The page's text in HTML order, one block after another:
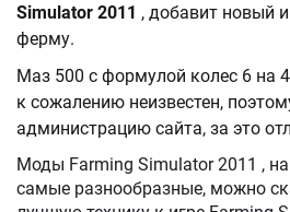
Simulator 2011 , добавит новый
ферму.
Маз 500 с формулой колес 6 на
к сожалению неизвестен,
администрацию сайта, за это
Моды Farming Simulator 2011 , на нашем сайте бывают
самые разнообразные, можно